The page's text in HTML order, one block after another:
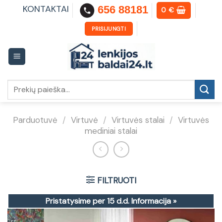
KONTAKTAI 656 88181 0€
PRISIJUNGTI
Parduotuvė / Virtuvė / Virtuvės stalai / Virtuvės
mediniai stalai
FILTRUOTI
Pristatysime per 15 d.d.Informacija »